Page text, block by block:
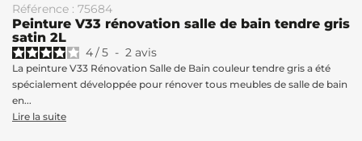
Référence : 75684
Peinture V33 rénovation salle de bain tendre gris
satin 2L
4/5 - 2 avis
La peinture V33 Rénovation Salle de Bain couleur tendre gris a été
spécialement développée pour rénover tous meubles de salle de bain
en...
Lire la suite